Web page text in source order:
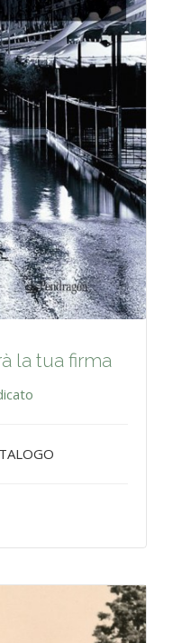
la tua firma